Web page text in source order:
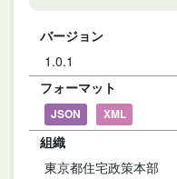
バージョン
1.0.1
フォーマット
JSON XML
組織
東京都住宅政策本部